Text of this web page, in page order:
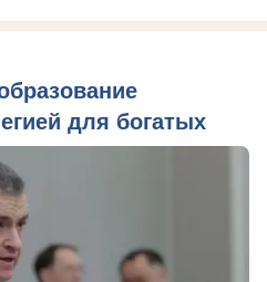
для богатых